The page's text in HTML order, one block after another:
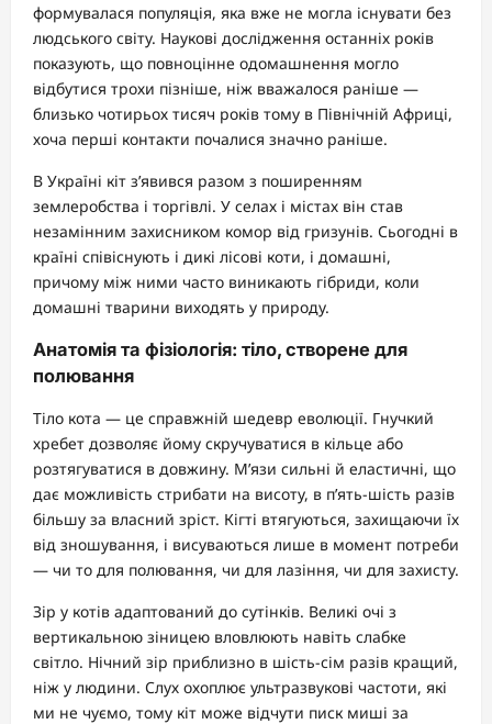
формувалася популяція, яка вже не могла існувати без
людського світу. Наукові дослідження останніх років
показують, що повноцінне одомашнення могло
відбутися трохи пізніше, ніж вважалося раніше —
близько чотирьох тисяч років тому в Північній Африці,
хоча перші контакти почалися значно раніше.
В Україні кіт з’явився разом з поширенням
землеробства і торгівлі. У селах і містах він став
незамінним захисником комор від гризунів. Сьогодні в
країні співіснують і дикі лісові коти, і домашні,
причому між ними часто виникають гібриди, коли
домашні тварини виходять у природу.
Анатомія та фізіологія: тіло, створене для
полювання
Тіло кота — це справжній шедевр еволюції. Гнучкий
хребет дозволяє йому скручуватися в кільце або
розтягуватися в довжину. М’язи сильні й еластичні, що
дає можливість стрибати на висоту, в п’ять-шість разів
більшу за власний зріст. Кігті втягуються, захищаючи їх
від зношування, і висуваються лише в момент потреби
— чи то для полювання, чи для лазіння, чи для захисту.
Зір у котів адаптований до сутінків. Великі очі з
вертикальною зіницею вловлюють навіть слабке
світло. Нічний зір приблизно в шість-сім разів кращий,
ніж у людини. Слух охоплює ультразвукові частоти, які
ми не чуємо, тому кіт може відчути писк миші за